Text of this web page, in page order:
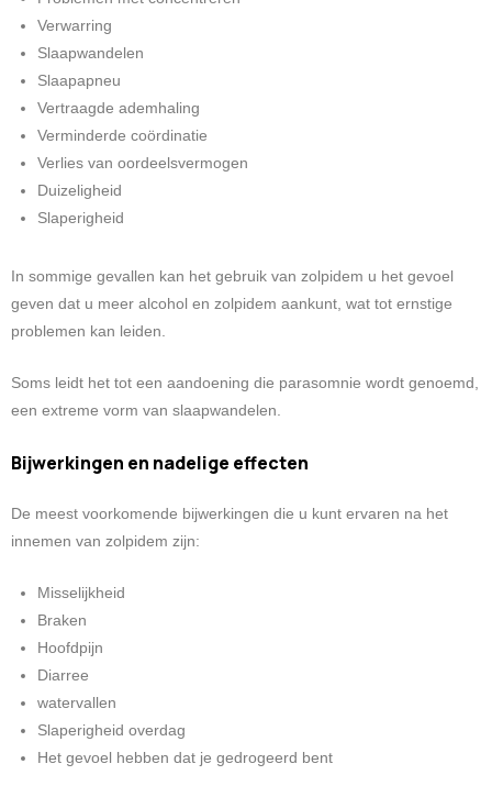
Verwarring
Slaapwandelen
Slaapapneu
Vertraagde ademhaling
Verminderde coördinatie
Verlies van oordeelsvermogen
Duizeligheid
Slaperigheid
In sommige gevallen kan het gebruik van zolpidem u het gevoel
geven dat u meer alcohol en zolpidem aankunt, wat tot ernstige
problemen kan leiden.
Soms leidt het tot een aandoening die parasomnie wordt genoemd,
een extreme vorm van slaapwandelen.
Bijwerkingen en nadelige effecten
De meest voorkomende bijwerkingen die u kunt ervaren na het
innemen van zolpidem zijn:
Misselijkheid
Braken
Hoofdpijn
Diarree
watervallen
Slaperigheid overdag
Het gevoel hebben dat je gedrogeerd bent